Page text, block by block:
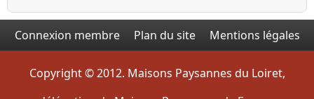
Connexion membre Plan du site Mentions légales
Copyright © 2012. Maisons Paysannes du Loiret,